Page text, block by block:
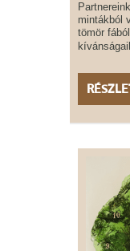
mintákból
tömör